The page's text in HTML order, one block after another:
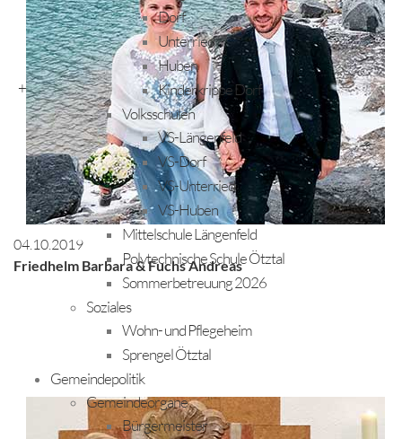
Dorf
Unterried
Huben
Kinderkrippe Dorf
Volksschulen
VS-Längenfeld
VS-Dorf
VS-Unterried
VS-Huben
Mittelschule Längenfeld
Polytechnische Schule Ötztal
Sommerbetreuung 2026
Soziales
Wohn- und Pflegeheim
Sprengel Ötztal
Gemeindepolitik
Gemeindeorgane
Bürgermeister
+
04.10.2019
Friedhelm Barbara & Fuchs Andreas